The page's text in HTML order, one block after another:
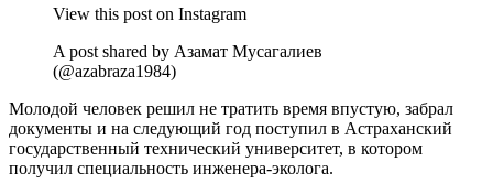
View this post on Instagram
A post shared by Азамат Мусагалиев
(@azabraza1984)
Молодой человек решил не тратить время впустую, забрал
документы и на следующий год поступил в Астраханский
государственный технический университет, в котором
получил специальность инженера-эколога.